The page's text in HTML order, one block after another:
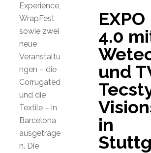
EXPO
4.0
und
in
Experience,
WrapFest
sowie zwei
neue
Veranstaltu
ngen – die
Corrugated
und die
Textile – in
Barcelona
ausgetrage
n. Die